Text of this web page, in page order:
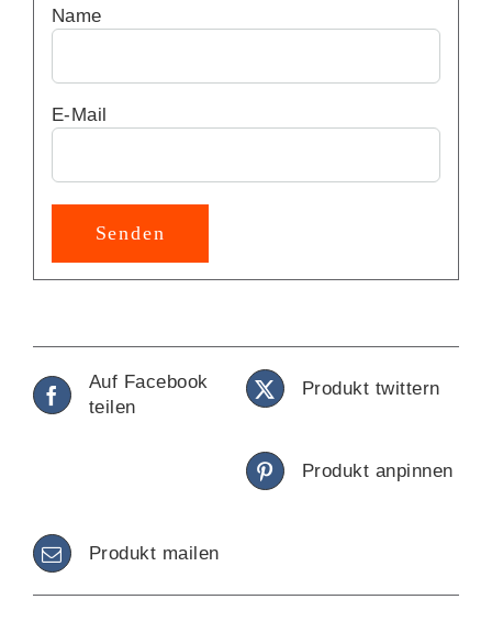
Name
E-Mail
Auf Facebook
teilen
Produkt twittern
Produkt anpinnen
Produkt mailen